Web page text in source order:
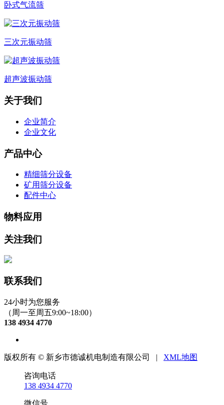
卧式气流筛
三次元振动筛
超声波振动筛
关于我们
企业简介
企业文化
产品中心
精细筛分设备
矿用筛分设备
配件中心
物料应用
关注我们
联系我们
24小时为您服务
（周一至周五9:00~18:00）
138 4934 4770
版权所有 © 新乡市德诚机电制造有限公司 | XML地图
咨询电话
138 4934 4770
微信号